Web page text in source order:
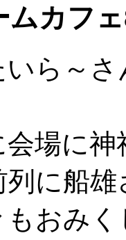
ムカフ
ら～
会場に
に船
もおみ